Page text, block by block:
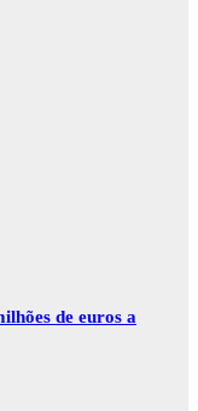
de euros a